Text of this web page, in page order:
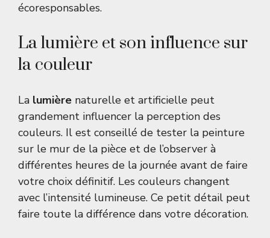
écoresponsables.
La lumière et son influence sur
la couleur
La lumière naturelle et artificielle peut
grandement influencer la perception des
couleurs. Il est conseillé de tester la peinture
sur le mur de la pièce et de l’observer à
différentes heures de la journée avant de faire
votre choix définitif. Les couleurs changent
avec l’intensité lumineuse. Ce petit détail peut
faire toute la différence dans votre décoration.